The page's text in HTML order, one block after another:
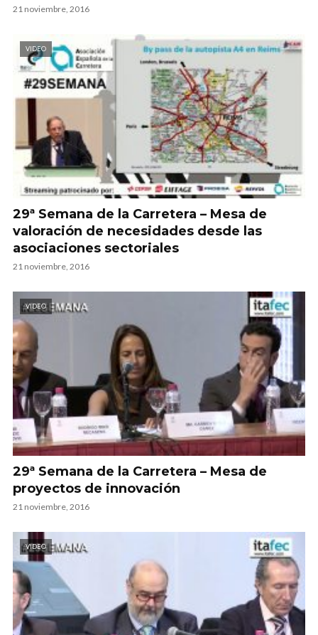
21 noviembre, 2016
VIDEO
29ª Semana de la Carretera – Mesa de
valoración de necesidades desde las
asociaciones sectoriales
21 noviembre, 2016
VIDEO
29ª Semana de la Carretera – Mesa de
proyectos de innovación
21 noviembre, 2016
VIDEO